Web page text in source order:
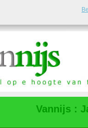
Vannijs :